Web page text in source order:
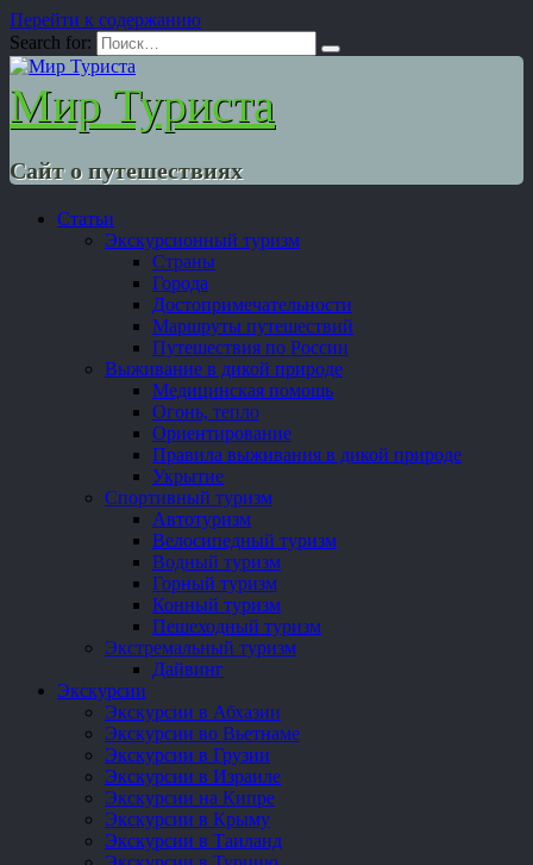
Перейти к содержанию
Search for:
Мир Туриста
Сайт о путешествиях
Статьи
Экскурсионный туризм
Страны
Города
Достопримечательности
Маршруты путешествий
Путешествия по России
Выживание в дикой природе
Медицинская помощь
Огонь, тепло
Ориентирование
Правила выживания в дикой природе
Укрытие
Спортивный туризм
Автотуризм
Велосипедный туризм
Водный туризм
Горный туризм
Конный туризм
Пешеходный туризм
Экстремальный туризм
Дайвинг
Экскурсии
Экскурсии в Абхазии
Экскурсии во Вьетнаме
Экскурсии в Грузии
Экскурсии в Израиле
Экскурсии на Кипре
Экскурсии в Крыму
Экскурсии в Таиланд